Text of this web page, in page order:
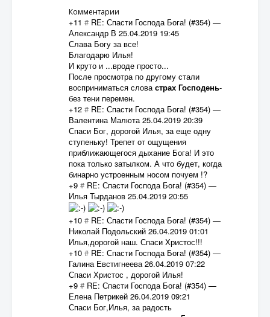
Комментарии
+11 # RE: Спасти Господа Бога! (#354)—
Александр В 25.04.2019 19:45
Слава Богу за все!
Благодарю Илья!
И круто и ...вроде просто...
После просмотра по другому стали
восприниматься словастрах Господень-
без тени перемен.
+12 # RE: Спасти Господа Бога! (#354)—
Валентина Малюта 25.04.2019 20:39
Спаси Бог, дорогой Илья, за еще одну
ступеньку! Трепет от ощущения
приближающегося дыхание Бога! И это
пока только затылком. А что будет, когда
бинарно устроенным носом почуем !?
+9 # RE: Спасти Господа Бога! (#354)—
Илья Тырданов 25.04.2019 20:55
+10 # RE: Спасти Господа Бога! (#354)—
Николай Подольский 26.04.2019 01:01
Илья,дорогой наш. Спаси Христос!!!
+10 # RE: Спасти Господа Бога! (#354)—
Галина Евстигнеева 26.04.2019 07:22
Спаси Христос , дорогой Илья!
+9 # RE: Спасти Господа Бога! (#354)—
Елена Петрикей 26.04.2019 09:21
Спаси Бог,Илья, за радость